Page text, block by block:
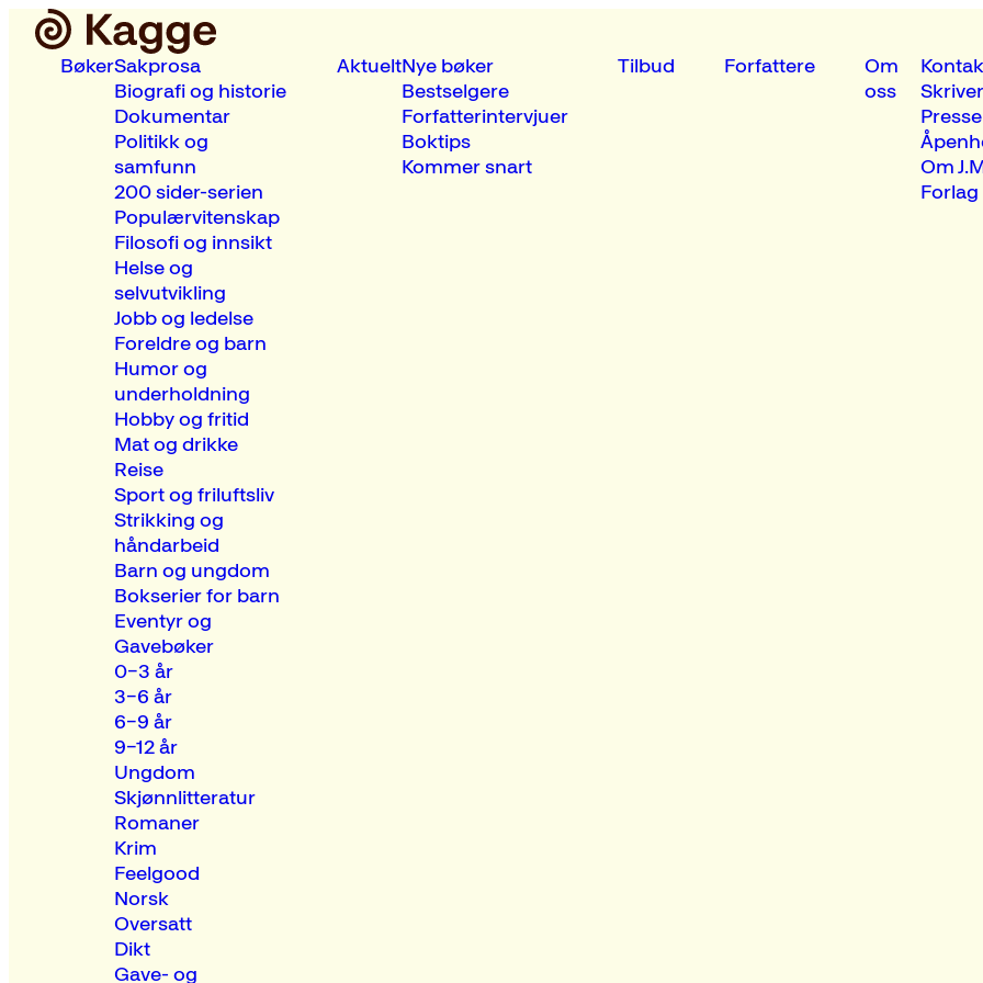
BøkerSakprosa
Biografi og historie
Dokumentar
Politikk og
samfunn
200 sider-serien
Populærvitenskap
Filosofi og innsikt
Helse og
selvutvikling
Jobb og ledelse
Foreldre og barn
Humor og
underholdning
Hobby og fritid
Mat og drikke
Reise
Sport og friluftsliv
Strikking og
håndarbeid
Barn og ungdom
Bokserier for barn
Eventyr og
Gavebøker
0–3 år
3–6 år
6–9 år
9–12 år
Ungdom
Skjønnlitteratur
Romaner
Krim
Feelgood
Norsk
Oversatt
Dikt
Gave- og
AktueltNye bøker
Bestselgere
Forfatterintervjuer
Boktips
Kommer snart
Tilbud Forfattere
Om
oss
Presse
Om
Forlag